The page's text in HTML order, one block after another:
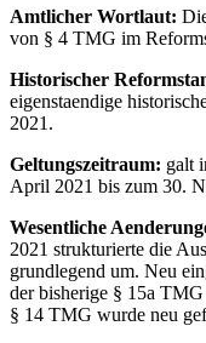
Amtlicher Wortlaut:
von § 4 TMG im
Historischer
eigenstaendige
2021.
Geltungszeitraum: galt
April 2021 bis zum 30.
Wesentliche
2021 strukturierte die
grundlegend um. Neu
der bisherige § 15a
§ 14 TMG wurde neu